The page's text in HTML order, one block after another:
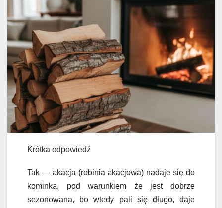
Krótka odpowiedź
Tak — akacja (robinia akacjowa) nadaje się do
kominka, pod warunkiem że jest dobrze
sezonowana, bo wtedy pali się długo, daje